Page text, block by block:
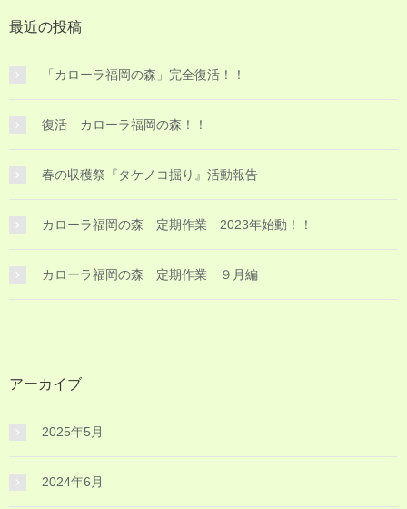
最近の投稿
「カローラ福岡の森」完全復活！！
復活 カローラ福岡の森！！
春の収穫祭『タケノコ掘り』活動報告
カローラ福岡の森 定期作業 2023年始動！！
カローラ福岡の森 定期作業 ９月編
アーカイブ
2025年5月
2024年6月